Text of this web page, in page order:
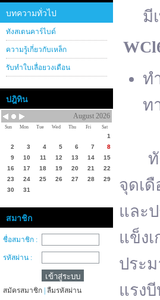
บทความทั่วไป
ทังสเตนคาร์ไบด์
ความรู้เกี่ยวกับเหล็ก
รับทำใบเลื่อยวงเดือน
ปฎิทิน
August 2026
Sun Mon Tue Wed Thu Fri Sat
1
2
3 4 5 6 7
8
9
10 11 12 13 14
15
16
17 18 19 20 21
22
23
24 25 26 27 28
29
30
31
สมาชิก
ชื่อสมาชิก :
รหัสผ่าน :
สมัครสมาชิก ลืมรหัสผ่าน
มี
WCl
ท
ท
ทัง
จุดเ
และ
แข็ง
ประม
แรง